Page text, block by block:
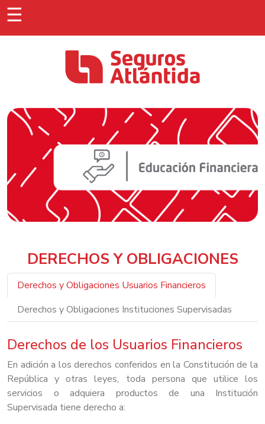
☰
DERECHOS Y OBLIGACIONES
Derechos y Obligaciones Usuarios Financieros
Derechos y Obligaciones Instituciones Supervisadas
Derechos de los Usuarios Financieros
En adición a los derechos conferidos en la Constitución de la
República y otras leyes, toda persona que utilice los
servicios o adquiera productos de una Institución
Supervisada tiene derecho a: